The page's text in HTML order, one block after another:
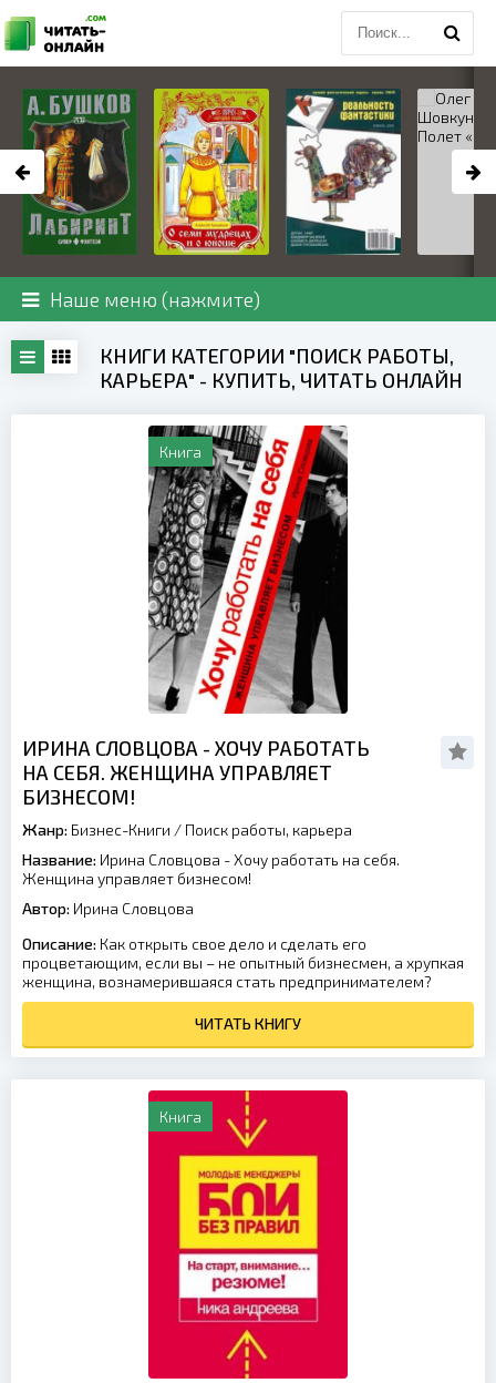
Наше меню (нажмите)
КНИГИ КАТЕГОРИИ "ПОИСК РАБОТЫ,
КАРЬЕРА" - КУПИТЬ, ЧИТАТЬ ОНЛАЙН
Книга
ИРИНА СЛОВЦОВА - ХОЧУ РАБОТАТЬ
НА СЕБЯ. ЖЕНЩИНА УПРАВЛЯЕТ
БИЗНЕСОМ!
Жанр: Бизнес-Книги / Поиск работы, карьера
Название: Ирина Словцова - Хочу работать на себя.
Женщина управляет бизнесом!
Автор: Ирина Словцова
Описание: Как открыть свое дело и сделать его
процветающим, если вы – не опытный бизнесмен, а хрупкая
женщина, вознамерившаяся стать предпринимателем?
ЧИТАТЬ КНИГУ
Книга